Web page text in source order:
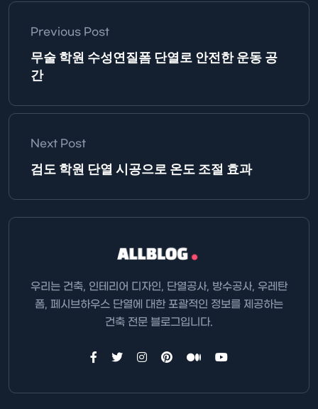
Previous Post
무술 학원 수성연질폼 단열로 안전한 운동 공
간
Next Post
검도 학원 단열 시공으로 온도 조절 효과
우리는 건축, 인테리어 디자인, 단열공사, 방수공사, 우레탄
폼, 페시브하우스 단열에 대한 포괄적인 정보를 제공하는
건축 전문 블로그입니다.